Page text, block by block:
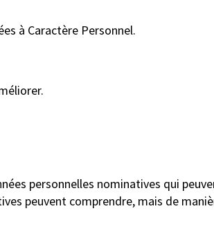
à Caractère Personnel.
personnelles nominatives qui
peuvent comprendre, mais de